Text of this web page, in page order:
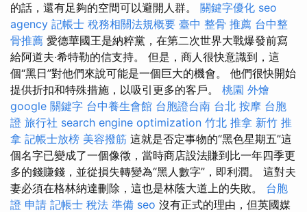
的話，還有足夠的空間可以避開人群。 關鍵字優化 seo
agency 記帳士 稅務相關法規概要 臺中 整骨 推薦 台中整
骨推薦 愛德華國王是納粹黨，在第二次世界大戰爆發前寫
給阿道夫·希特勒的信支持。 但是，商人很快意識到，這
個“黑日”對他們來說可能是一個巨大的機會。 他們很快開始
提供折扣和特殊措施，以吸引更多的客戶。 桃園 外燴
google 關鍵字 台中養生會館 台胞證台南 台北 按摩 台胞
證 旅行社 search engine optimization 竹北 推拿 新竹 推
拿 記帳士放榜 美容撥筋 這就是否定事物的“黑色星期五”這
個名字已變成了一個像徵，當時商店設法賺到比一年四季更
多的錢賺錢，並從損失轉變為“黑人數字”，即利潤。 這對夫
妻必須在格林納達刪除，這也是林蔭大道上的失敗。 台胞
證 申請 記帳士 稅法 準備 seo 沒有正式的理由，但英國媒